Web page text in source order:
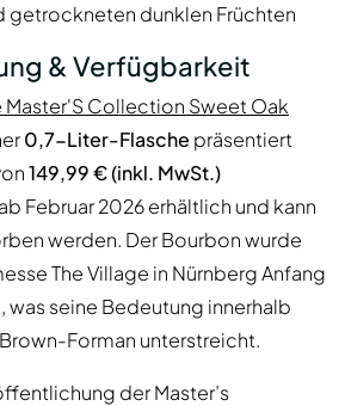
getrockneten dunklen Früchten
& Verfügbarkeit
Collection Sweet Oak
0,7-Liter-Flasche präsentiert
149,99 € (inkl. MwSt.)
Februar 2026 erhältlich und kann
werden. Der Bourbon wurde
The Village in Nürnberg Anfang
was seine Bedeutung innerhalb
Forman unterstreicht.
der Master’s